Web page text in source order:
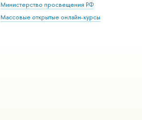
Министерство просвещения РФ
Массовые открытые онлайн-курсы